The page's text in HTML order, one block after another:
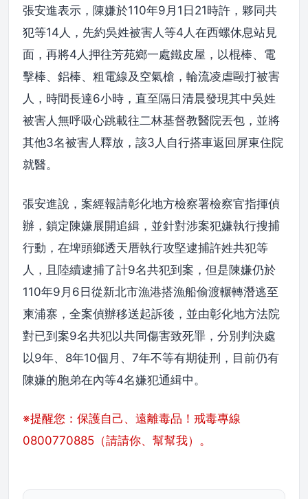
張安進表示，陳嫌於110年9月1日21時許，夥同共
犯等14人，先約吳姓被害人等4人在西螺休息站見
面，再將4人押往芳苑鄉一處鐵皮屋，以棍棒、電
擊棒、鋁棒、粗電線及空氣槍，輪流凌虐毆打被害
人，時間長達6小時，直至隔日清晨發現其中吳姓
被害人無呼吸心跳載往二林基督教醫院丟包，並將
其他3名被害人釋放，該3人自行搭車返回屏東住院
就醫。
張安進說，案經報請彰化地方檢察署檢察官指揮偵
辦，鎖定陳嫌展開追緝，並針對涉案犯嫌執行搜捕
行動，在埤頭鄉透天厝執行攻堅逮捕許姓共犯等
人，且陸續逮捕了計9名共犯到案，但是陳嫌仍於
110年9月6日從新北市漁港搭漁船偷渡輾轉潛逃至
柬浦寨，全案偵辦移送起訴後，並由彰化地方法院
對已到案9名共犯以共同傷害致死罪，分別判決處
以9年、8年10個月、7年不等有期徒刑，目前仍有
陳嫌的胞弟在內等4名嫌犯通緝中。
※提醒您：保護自己、遠離毒品！戒毒專線
0800770885（請請你、幫幫我）。